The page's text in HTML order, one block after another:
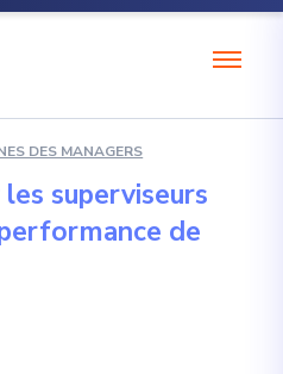
DES MANAGERS
superviseurs
de